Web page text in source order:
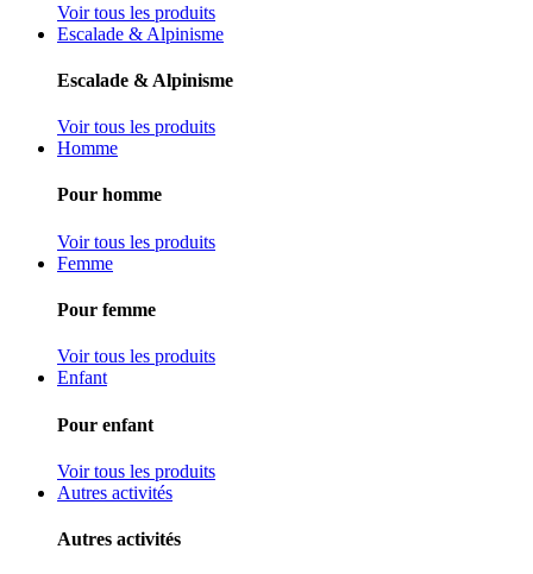
Voir tous les produits
Escalade & Alpinisme
Escalade & Alpinisme
Voir tous les produits
Homme
Pour homme
Voir tous les produits
Femme
Pour femme
Voir tous les produits
Enfant
Pour enfant
Voir tous les produits
Autres activités
Autres activités